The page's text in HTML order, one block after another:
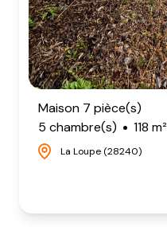
Maison 7 pièce(s)
5 chambre(s)
118 m²
La Loupe (28240)